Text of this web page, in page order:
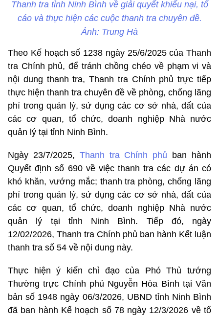
Thanh tra tỉnh Ninh Bình về giải quyết khiếu nại, tố
cáo và thực hiện các cuộc thanh tra chuyên đề.
Ảnh: Trung Hà
Theo Kế hoạch số 1238 ngày 25/6/2025 của Thanh
tra Chính phủ, để tránh chồng chéo về phạm vi và
nội dung thanh tra, Thanh tra Chính phủ trực tiếp
thực hiện thanh tra chuyên đề về phòng, chống lãng
phí trong quản lý, sử dụng các cơ sở nhà, đất của
các cơ quan, tổ chức, doanh nghiệp Nhà nước
quản lý tại tỉnh Ninh Bình.
Ngày 23/7/2025, Thanh tra Chính phủ ban hành
Quyết định số 690 về việc thanh tra các dự án có
khó khăn, vướng mắc; thanh tra phòng, chống lãng
phí trong quản lý, sử dụng các cơ sở nhà, đất của
các cơ quan, tổ chức, doanh nghiệp Nhà nước
quản lý tại tỉnh Ninh Bình. Tiếp đó, ngày
12/02/2026, Thanh tra Chính phủ ban hành Kết luận
thanh tra số 54 về nội dung này.
Thực hiện ý kiến chỉ đạo của Phó Thủ tướng
Thường trực Chính phủ Nguyễn Hòa Bình tại Văn
bản số 1948 ngày 06/3/2026, UBND tỉnh Ninh Bình
đã ban hành Kế hoạch số 78 ngày 12/3/2026 về tổ